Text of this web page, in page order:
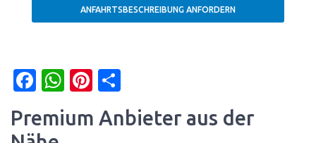
Facebook
WhatsApp
Pinterest
Premium Anbieter aus der